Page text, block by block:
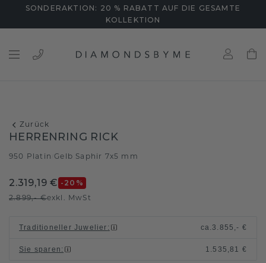
SONDERAKTION: 20 % RABATT AUF DIE GESAMTE
KOLLEKTION
Zurück
HERRENRING RICK
950 Platin /Gelb Saphir 7x5 mm
2.319,19 € -20 %
2.899,- €exkl. MwSt
Traditioneller Juwelier : ca.3.855,- €
Sie sparen : 1.535,81 €